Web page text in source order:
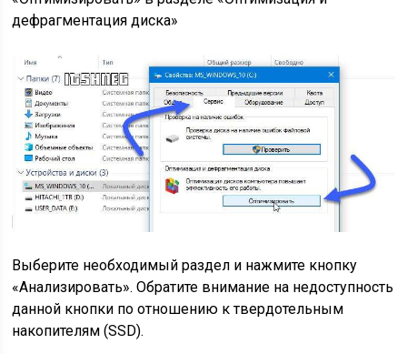
дефрагментация диска»
Выберите необходимый раздел и нажмите кнопку
«Анализировать». Обратите внимание на недоступность
данной кнопки по отношению к твердотельным
накопителям (SSD).